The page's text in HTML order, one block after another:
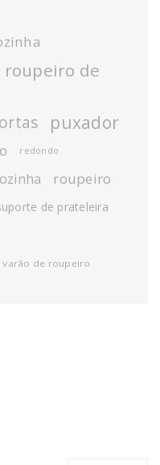
de
puxador
redondo
roupeiro
de prateleira
varão de roupeiro